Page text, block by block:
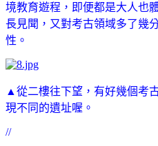
境教育遊程，即便都是大人也
長見聞，又對考古領域多了幾
性。
▲從二樓往下望，有好幾個考
現不同的遺址喔。
//